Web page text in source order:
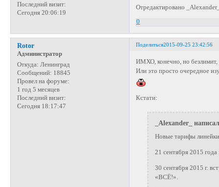
Последний визит:
Сегодня 20:06:19
Отредактировано
0
Поделиться2015-09-25 23:42:56
Rotor
Администратор
Откуда: Ленинград
Сообщений: 18845
Провел на форуме:
1 год 5 месяцев
Последний визит:
Сегодня 18:17:47
ИМХО, конечно, но безлимит,
Или это просто очередное
Кстати:
_Alexander_
Новые тарифы
21 сентября 2015
30 сентября 2015 г.
«ВСЁ!».